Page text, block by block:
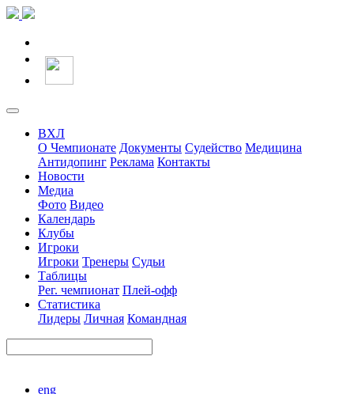
ВХЛ
О Чемпионате Документы Судейство Медицина
Антидопинг Реклама Контакты
Новости
Медиа
Фото Видео
Календарь
Клубы
Игроки
Игроки Тренеры Судьи
Таблицы
Рег. чемпионат Плей-офф
Статистика
Лидеры Личная Командная
eng